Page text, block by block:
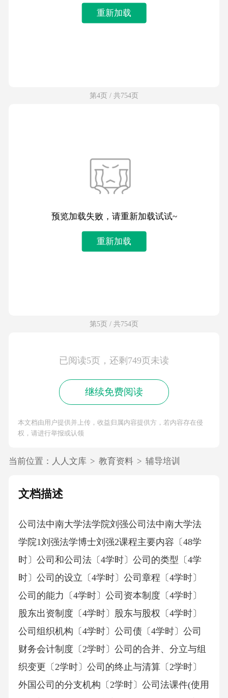
重新加载
第4页 / 共754页
预览加载失败，请重新加载试试~
重新加载
第5页 / 共754页
已阅读5页，还剩749页未读
继续免费阅读
本文档由用户提供并上传，收益归属内容提供方，若内容存在侵
权，请进行举报或认领
当前位置： 人人文库 > 教育资料 > 辅导培训
文档描述
公司法中南大学法学院刘强公司法中南大学法
学院1刘强法学博士刘强2课程主要内容〔48学
时〕公司和公司法〔4学时〕公司的类型〔4学
时〕公司的设立〔4学时〕公司章程〔4学时〕
公司的能力〔4学时〕公司资本制度〔4学时〕
股东出资制度〔4学时〕股东与股权〔4学时〕
公司组织机构〔4学时〕公司债〔4学时〕公司
财务会计制度〔2学时〕公司的合并、分立与组
织变更〔2学时〕公司的终止与清算〔2学时〕
外国公司的分支机构〔2学时〕公司法课件(使用